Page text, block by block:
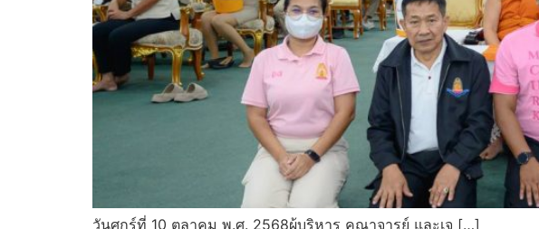
วันศุกร์ที่ 10 ตุลาคม พ.ศ. 2568ผู้บริหาร คณาจารย์ และเจ […]